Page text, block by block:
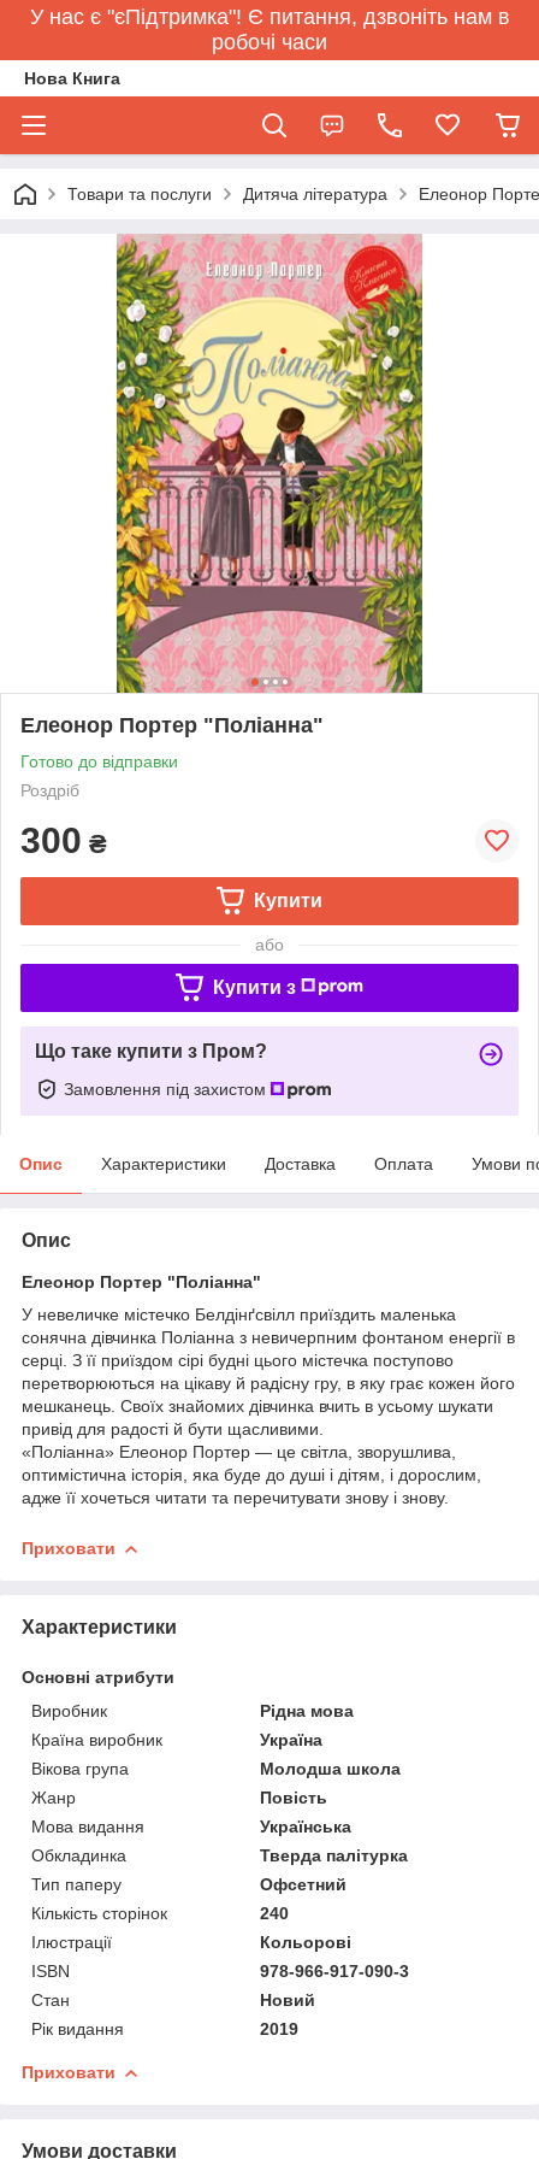
У нас є "єПідтримка"! Є питання, дзвоніть нам в
робочі часи
Нова Книга
Товари та послуги Дитяча література Елеонор
Елеонор Портер "Поліанна"
Готово до відправки
Роздріб
300 ₴
Купити
або
Купити з
Що таке купити з Пром?
Замовлення під захистом
Опис Характеристики Доставка Оплата Умови
Опис
Елеонор Портер "Поліанна"
У невеличке містечко Белдінґсвілл приїздить маленька
сонячна дівчинка Поліанна з невичерпним фонтаном енергії в
серці. З її приїздом сірі будні цього містечка поступово
перетворюються на цікаву й радісну гру, в яку грає кожен його
мешканець. Своїх знайомих дівчинка вчить в усьому шукати
привід для радості й бути щасливими.
«Поліанна» Елеонор Портер — це світла, зворушлива,
оптимістична історія, яка буде до душі і дітям, і дорослим,
адже її хочеться читати та перечитувати знову і знову.
Приховати
Характеристики
Основні атрибути
Виробник
Рідна мова
Країна виробник
Україна
Вікова група
Молодша школа
Жанр
Повість
Мова видання
Українська
Обкладинка
Тверда палітурка
Тип паперу
Офсетний
Кількість сторінок
240
Ілюстрації
Кольорові
ISBN
978-966-917-090-3
Стан
Новий
Рік видання
2019
Приховати
Умови доставки